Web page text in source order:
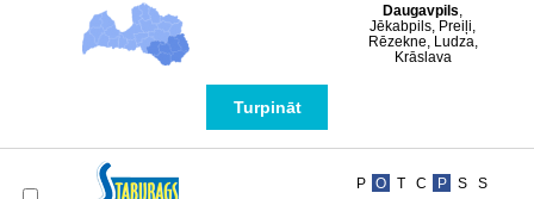
Daugavpils,
Jēkabpils, Preiļi,
Rēzekne, Ludza,
Krāslava
Turpināt
P O T C P S S